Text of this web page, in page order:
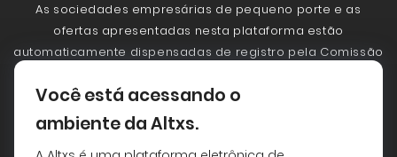
Você está acessando o
ambiente da Altxs.
As sociedades empresárias de pequeno porte e as
ofertas apresentadas nesta plataforma estão
automaticamente dispensadas de registro pela Comissão
previamente as ofertas. As ofertas realizadas não
implicam por parte da CVM a garantia da veracidade das